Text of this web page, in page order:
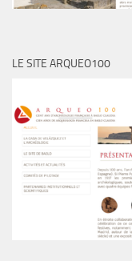
LE SITE ARQUEO100